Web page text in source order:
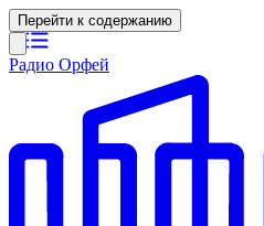
Перейти к содержанию
Радио Орфей